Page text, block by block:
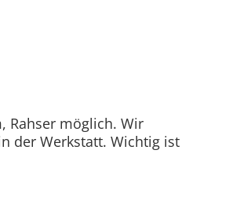
Rahser möglich. Wir
der Werkstatt. Wichtig ist